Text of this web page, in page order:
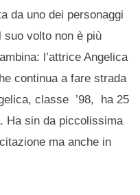
da uno dei personaggi
volto non è più
l’attrice Angelica
continua a fare strada
classe ’98, ha 25
Ha sin da piccolissima
ma anche in